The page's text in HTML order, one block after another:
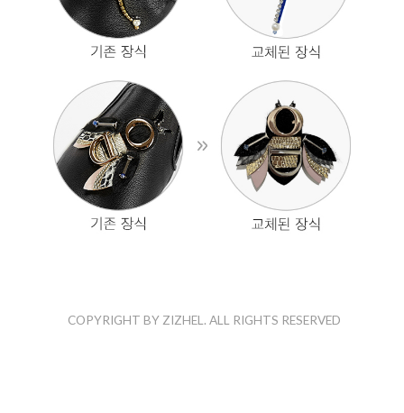
COPYRIGHT BY ZIZHEL. ALL RIGHTS RESERVED